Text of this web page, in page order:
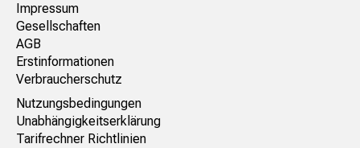
Impressum
Gesellschaften
AGB
Erstinformationen
Verbraucherschutz
Nutzungsbedingungen
Unabhängigkeitserklärung
Tarifrechner Richtlinien